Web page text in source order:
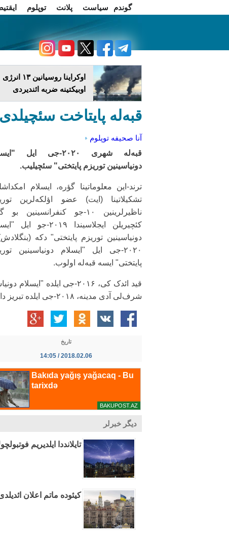
گوندم سیاست پلانت توپلوم
اوکراینا روسیانین ۱۳ انرژی
اوبیکتینه ضربه ائندیردی
قبه‌له پایتاخت سئچیلدی: ۲۰۲۰-جی
آنا صحیفه توپلوم
قبه‌له شهری ۲۰۲۰-جی ایل
دونیاسینین توریزم پایتختی" سئچیلیب.
ترند-این معلوماتینا گؤره، ایسلام
تشکیلاتینا (ایت) عضو اؤلکه‌لرین
ناظیرلرینین ۱۰-جو کنفرانسینین
کئچیریلن ایجلاسیندا ۲۰۱۹-جو ایل
دونیاسینین توریزم پایتختی" دکه
۲۰۲۰-جی ایل "ایسلام دونیاسینین
پایتختی" ایسه قبه‌له اولوب.
شرف‌لی آدی مدینه، ۲۰۱۸-جی ایلده تبریز داشیییب.
تاریخ
2018.02.06 / 14:05
دیگر خبرلر
تایلانددا ایلدیریم فوتبولچولاری ووردو: ۱
کیئوده ماتم اعلان